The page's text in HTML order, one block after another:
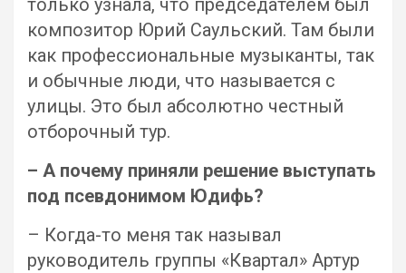
композитор Юрий Саульский. Там были
как профессиональные музыканты, так
и обычные люди, что называется с
улицы. Это был абсолютно честный
отборочный тур.
– А почему приняли решение выступать
под псевдонимом Юдифь?
– Когда-то меня так называл
руководитель группы «Квартал» Артур